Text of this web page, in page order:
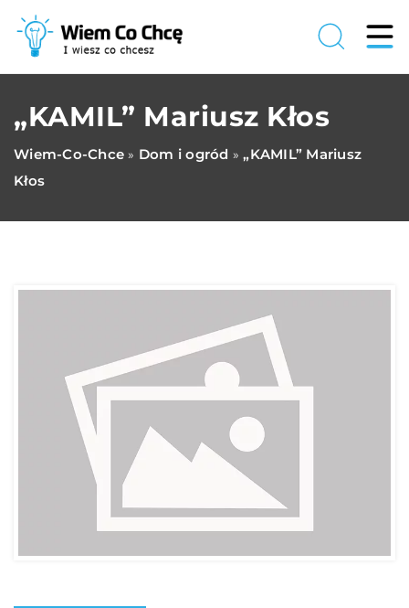
„KAMIL” Mariusz Kłos
Wiem-Co-Chce » Dom i ogród »„KAMIL” Mariusz
Kłos